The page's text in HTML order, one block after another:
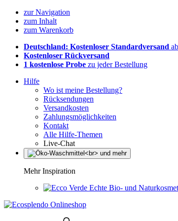
zur Navigation
zum Inhalt
zum Warenkorb
Deutschland: Kostenloser Standardversand
Kostenloser Rückversand
1 kostenlose Probe zu jeder Bestellung
Hilfe
Wo ist meine Bestellung?
Rücksendungen
Versandkosten
Zahlungsmöglichkeiten
Kontakt
Alle Hilfe-Themen
Live-Chat
Mehr Inspiration
Echte Bio- und